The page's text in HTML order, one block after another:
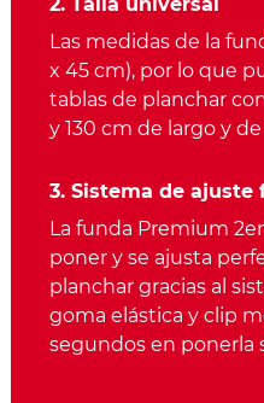
2. Talla universal
Las medidas de la
x 45 cm), por lo que
tablas de planchar
y 130 cm de largo y
3. Sistema de ajuste
La funda Premium
poner y se ajusta
planchar gracias al
goma elástica y clip
segundos en ponerla